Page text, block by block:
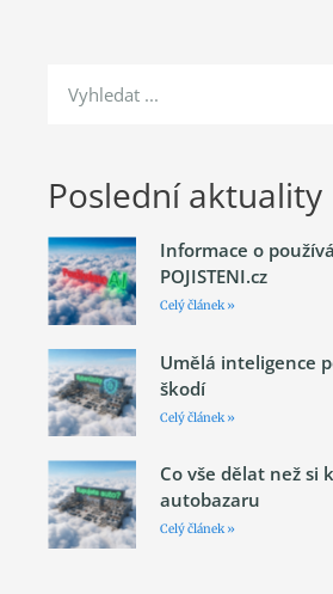
Poslední aktuality
Informace o
POJISTENI.cz
Celý článek »
Umělá inteligence
škodí
Celý článek »
Co vše dělat než si
autobazaru
Celý článek »